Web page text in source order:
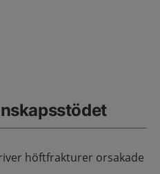
höftfrakturer orsakade